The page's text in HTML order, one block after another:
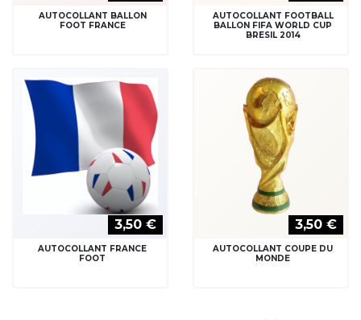
AUTOCOLLANT BALLON
FOOT FRANCE
AUTOCOLLANT FOOTBALL
BALLON FIFA WORLD CUP
BRESIL 2014
3,50 €
AUTOCOLLANT FRANCE
FOOT
3,50 €
AUTOCOLLANT COUPE DU
MONDE